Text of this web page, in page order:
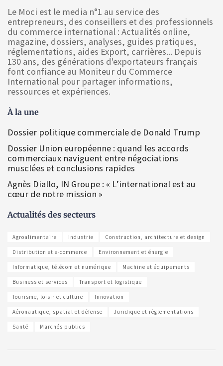
Le Moci est le media n°1 au service des
entrepreneurs, des conseillers et des professionnels
du commerce international : Actualités online,
magazine, dossiers, analyses, guides pratiques,
réglementations, aides Export, carrières... Depuis
130 ans, des générations d'exportateurs français
font confiance au Moniteur du Commerce
International pour partager informations,
ressources et expériences.
À la une
Dossier politique commerciale de Donald Trump
Dossier Union européenne : quand les accords
commerciaux naviguent entre négociations
musclées et conclusions rapides
Agnès Diallo, IN Groupe : « L’international est au
cœur de notre mission »
Actualités des secteurs
Agroalimentaire Industrie Construction, architecture et design
Distribution et e-commerce Environnement et énergie
Informatique, télécom et numérique Machine et équipements
Business et services Transport et logistique
Tourisme, loisir et culture Innovation
Aéronautique, spatial et défense Juridique et règlementations
Santé Marchés publics